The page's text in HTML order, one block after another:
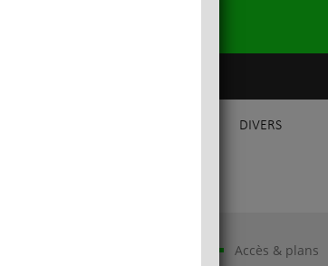
DIVERS
Accès & plans